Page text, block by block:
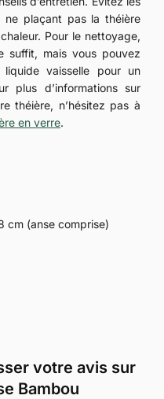
ne plaçant pas la théière
Pour le nettoyage,
suffit, mais vous pouvez
vaisselle pour un
plus d’informations sur
théière, n’hésitez pas à
en verre.
cm (anse comprise)
votre avis sur
Bambou